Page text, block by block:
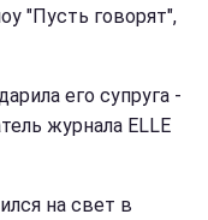
"Пусть говорят",
его супруга -
журнала ELLE
на свет в